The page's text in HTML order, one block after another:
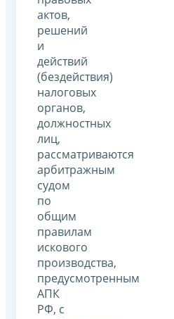
актов,
решений
и
действий
(бездействия)
налоговых
органов,
должностных
лиц,
рассматриваются
арбитражным
судом
по
общим
правилам
искового
производства,
предусмотренным
АПК
РФ, с